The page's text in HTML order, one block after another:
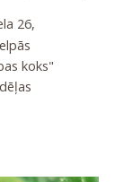
26,
koks"